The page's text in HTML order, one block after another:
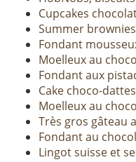
Cupcakes
Summer brownies
Fondant
Moelleux au
Fondant aux
Cake choco-dattes
Moelleux au
Très gros gâteau
Fondant au
Lingot suisse et